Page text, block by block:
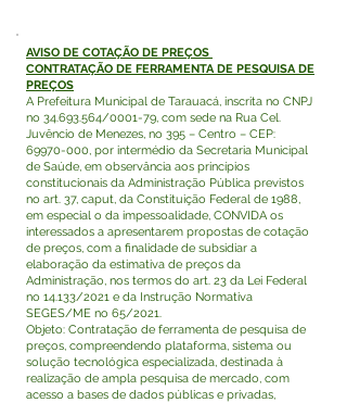
AVISO DE COTAÇÃO DE PREÇOS
CONTRATAÇÃO DE FERRAMENTA DE PESQUISA DE
PREÇOS
A Prefeitura Municipal de Tarauacá, inscrita no CNPJ
no 34.693.564/0001-79, com sede na Rua Cel.
Juvêncio de Menezes, no 395 – Centro – CEP:
69970-000, por intermédio da Secretaria Municipal
de Saúde, em observância aos princípios
constitucionais da Administração Pública previstos
no art. 37, caput, da Constituição Federal de 1988,
em especial o da impessoalidade, CONVIDA os
interessados a apresentarem propostas de cotação
de preços, com a finalidade de subsidiar a
elaboração da estimativa de preços da
Administração, nos termos do art. 23 da Lei Federal
no 14.133/2021 e da Instrução Normativa
SEGES/ME no 65/2021.
Objeto: Contratação de ferramenta de pesquisa de
preços, compreendendo plataforma, sistema ou
solução tecnológica especializada, destinada à
realização de ampla pesquisa de mercado, com
acesso a bases de dados públicas e privadas,